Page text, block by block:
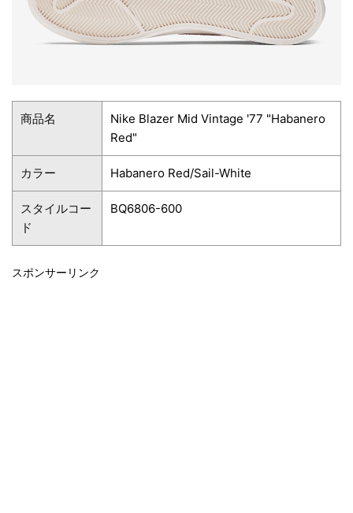
商品名
Nike Blazer Mid Vintage '77 "Habanero
Red"
カラー Habanero Red/Sail-White
スタイルコー
ド
BQ6806-600
スポンサーリンク